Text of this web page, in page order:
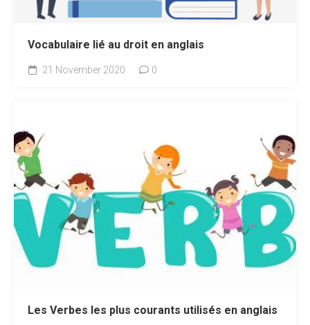
Vocabulaire lié au droit en anglais
21 November 2020 0
Les Verbes les plus courants utilisés en anglais